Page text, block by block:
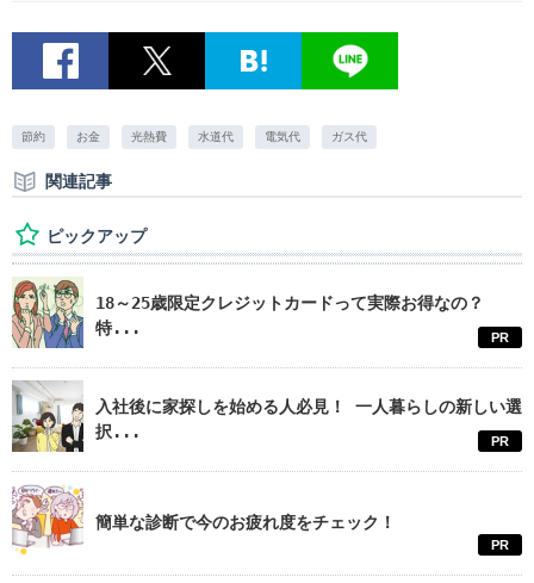
節約 お金 光熱費 水道代 電気代 ガス代
関連記事
ピックアップ
18～25歳限定クレジットカードって実際お得なの？
特...
PR
入社後に家探しを始める人必見！ 一人暮らしの新しい選
択...
PR
簡単な診断で今のお疲れ度をチェック！
PR